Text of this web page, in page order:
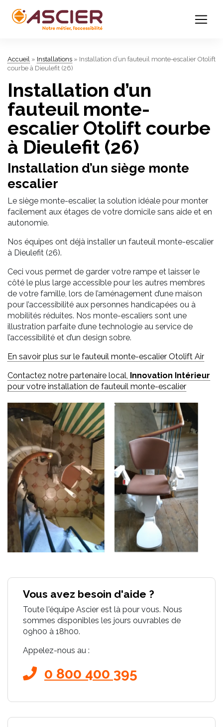
Accueil » Installations » Installation d’un fauteuil monte-escalier Otolift
courbe à Dieulefit (26)
Installation d’un
fauteuil monte-
escalier Otolift courbe
à Dieulefit (26)
Installation d’un siège monte
escalier
Le siège monte-escalier, la solution idéale pour monter
facilement aux étages de votre domicile sans aide et en
autonomie.
Nos équipes ont déjà installer un fauteuil monte-escalier
à Dieulefit (26).
Ceci vous permet de garder votre rampe et laisser le
côté le plus large accessible pour les autres membres
de votre famille, lors de l’aménagement d’une maison
pour l’accessibilité aux personnes handicapées ou à
mobilités réduites. Nos monte-escaliers sont une
illustration parfaite d’une technologie au service de
l’accessibilité et d’un design sobre.
En savoir plus sur le fauteuil monte-escalier Otolift Air
Contactez notre partenaire local, Innovation Intérieur
pour votre installation de fauteuil monte-escalier
Vous avez besoin d'aide ?
Toute l'équipe Ascier est là pour vous. Nous
sommes disponibles les jours ouvrables de
09h00 à 18h00.
Appelez-nous au :
0 800 400 395